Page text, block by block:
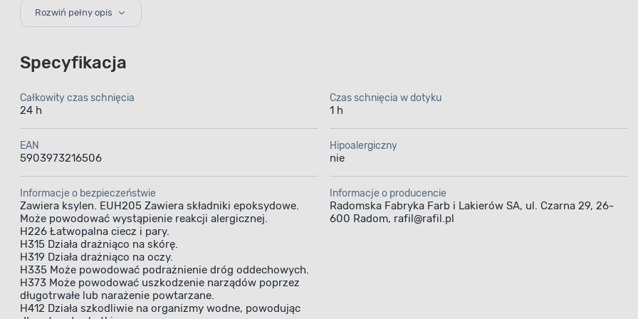
Emalia chlorokauczukowa
5 l Rafil
tworzy elastyczną, trwałą i
Emalia chlorokauczukowa Rafil
dekoracyjnego malowania powierzchni stalowych,
Rozwiń pełny opis
Specyfikacja
Całkowity czas schnięcia
24 h
Czas schnięcia w dotyku
1 h
EAN
5903973216506
Hipoalergiczny
nie
Informacje o bezpieczeństwie
Zawiera ksylen. EUH205 Zawiera składniki epoksydowe.
Może powodować wystąpienie reakcji alergicznej.
H226 Łatwopalna ciecz i pary.
H315 Działa drażniąco na skórę.
H319 Działa drażniąco na oczy.
H335 Może powodować podrażnienie dróg oddechowych.
H373 Może powodować uszkodzenie narządów poprzez
długotrwałe lub narażenie powtarzane.
H412 Działa szkodliwie na organizmy wodne, powodując
Informacje o producencie
Radomska Fabryka Farb i Lakierów SA, ul. Czarna 29, 26-
600 Radom, rafil@rafil.pl